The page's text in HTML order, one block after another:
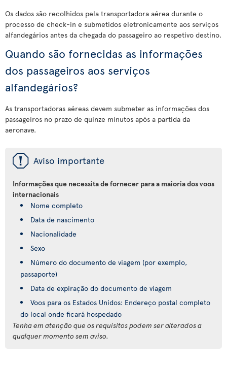
Os dados são recolhidos pela transportadora aérea durante o
processo de check-in e submetidos eletronicamente aos serviços
alfandegários antes da chegada do passageiro ao respetivo destino.
Quando são fornecidas as informações
dos passageiros aos serviços
alfandegários?
As transportadoras aéreas devem submeter as informações dos
passageiros no prazo de quinze minutos após a partida da
aeronave.
ü Aviso importante
Informações que necessita de fornecer para a maioria dos voos
internacionais
Nome completo
Data de nascimento
Nacionalidade
Sexo
Número do documento de viagem (por exemplo,
passaporte)
Data de expiração do documento de viagem
Voos para os Estados Unidos: Endereço postal completo
do local onde ficará hospedado
Tenha em atenção que os requisitos podem ser alterados a
qualquer momento sem aviso.